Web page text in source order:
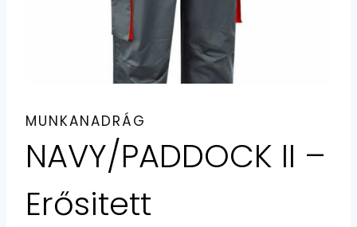
MUNKANADRÁG
NAVY/PADDOCK II –
Erősitett